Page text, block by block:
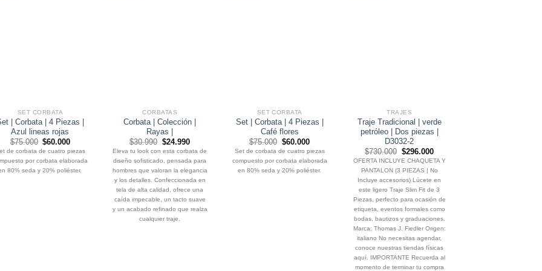
SET CORBATA
| Corbata | 4 Piezas |
Azul lineas rojas
$75.000 El
precio
era:
$75.000.
$60.000El
precio
es:
$60.000.
de corbata de cuatro piezas
por corbata elaborada
80% seda y 20% poliéster.
CORBATAS
Corbata | Colección |
Rayas |
$30.990 El
precio
era:
$30.990.
$24.990El
precio
es:
$24.990.
Eleva tu look con esta corbata de
diseño sofisticado, pensada para
hombres que valoran la elegancia
y los detalles. Confeccionada en
tela de alta calidad, ofrece una
caída impecable, un tacto suave
y un acabado refinado que realza
cualquier traje.
SET CORBATA
Set | Corbata | 4 Piezas |
Café flores
$75.000 El
precio
era:
$75.000.
$60.000El
precio
es:
$60.000.
Set de corbata de cuatro piezas
compuesto por corbata elaborada
en 80% seda y 20% poliéster.
TRAJES
Traje Tradicional | verde
petróleo | Dos piezas |
D3032-2
$730.000 El
precio
original
era:
$730.000.
$296.000El
precio
es:
$296.000.
OFERTA INCLUYE CHAQUETA Y
PANTALON (3 PIEZAS | No
Incluye accesorios) Lúcete en
este ligero Traje Slim Fit de 3
Piezas, perfecto para ocasión de
etiqueta, eventos formales como
bodas, bautizos y graduaciones.
Marca: Thomas J. Fiedler Origen:
italiano No necesitas agendar,
conoce nuestras tiendas físicas
aquí. IMPORTANTE Recuerda al
momento de terminar tu compra